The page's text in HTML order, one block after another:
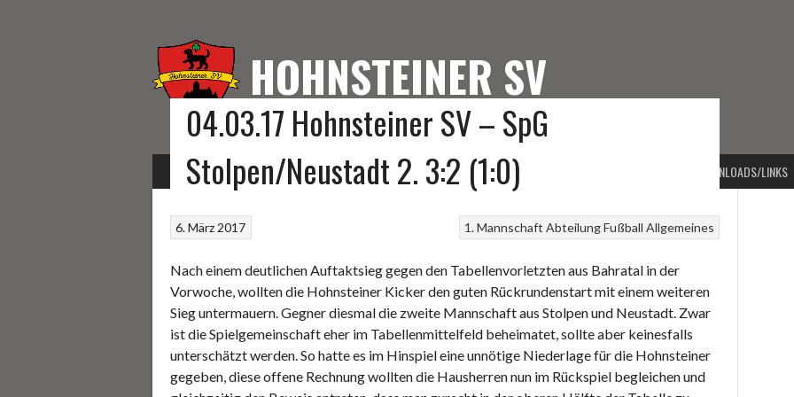
HOHNSTEINER SV
HOMEPAGE DES HOHNSTEINER SV
START FUSSBALL KEGELN SONSTIGE SPORTARTEN VORSTAND DOWNLOADS/LINKS
04.03.17 Hohnsteiner SV – SpG
Stolpen/Neustadt 2. 3:2 (1:0)
1. Mannschaft Abteilung Fußball Allgemeines
6. März 2017
Nach einem deutlichen Auftaktsieg gegen den Tabellenvorletzten aus Bahratal in der
Vorwoche, wollten die Hohnsteiner Kicker den guten Rückrundenstart mit einem weiteren
Sieg untermauern. Gegner diesmal die zweite Mannschaft aus Stolpen und Neustadt. Zwar
ist die Spielgemeinschaft eher im Tabellenmittelfeld beheimatet, sollte aber keinesfalls
unterschätzt werden. So hatte es im Hinspiel eine unnötige Niederlage für die Hohnsteiner
gegeben, diese offene Rechnung wollten die Hausherren nun im Rückspiel begleichen und